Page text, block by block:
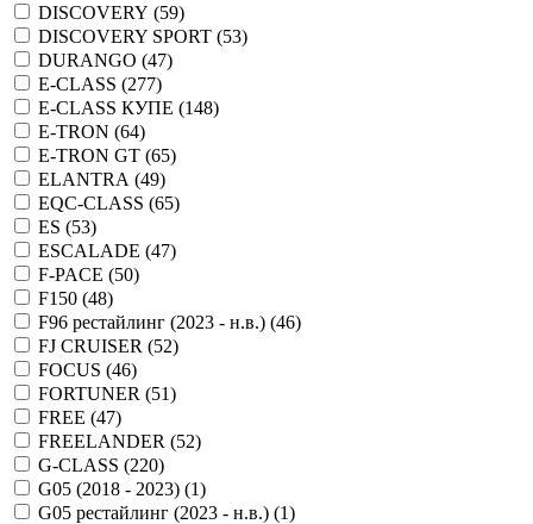
DISCOVERY (59)
DISCOVERY SPORT (53)
DURANGO (47)
E-CLASS (277)
E-CLASS КУПЕ (148)
E-TRON (64)
E-TRON GT (65)
ELANTRA (49)
EQC-CLASS (65)
ES (53)
ESCALADE (47)
F-PACE (50)
F150 (48)
F96 рестайлинг (2023 - н.в.) (46)
FJ CRUISER (52)
FOCUS (46)
FORTUNER (51)
FREE (47)
FREELANDER (52)
G-CLASS (220)
G05 (2018 - 2023) (1)
G05 рестайлинг (2023 - н.в.) (1)